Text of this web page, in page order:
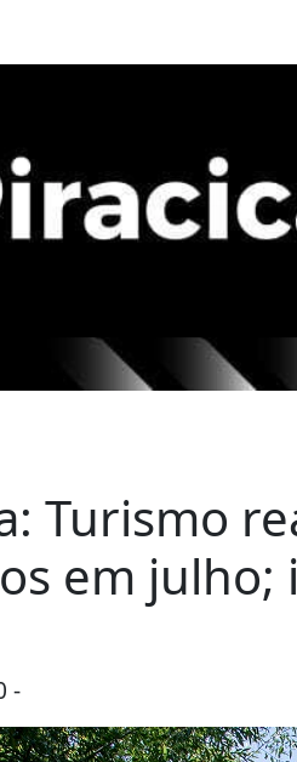
Turismo
em julho;
-